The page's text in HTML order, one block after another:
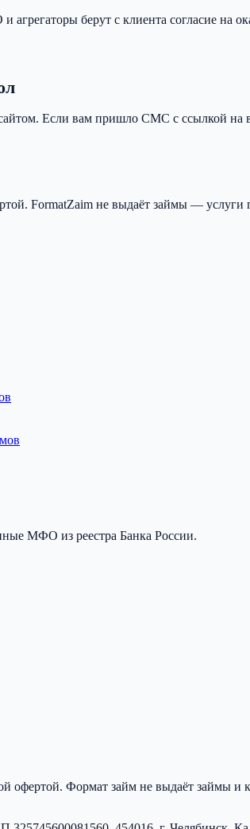
берут с клиента согласие на
Если вам пришло СМС с ссылкой на
FormatZaim не выдаёт займы —
МФО из реестра Банка России.
офертой. Формат займ не выдаёт займы и